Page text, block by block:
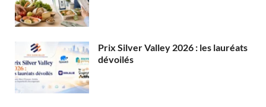
Prix Silver Valley 2026 : les lauréats
dévoilés